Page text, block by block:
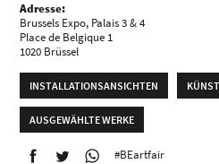
Adresse:
Brussels Expo, Palais 3 & 4
Place de Belgique 1
1020 Brüssel
INSTALLATIONSANSICHTEN
AUSGEWÄHLTE WERKE
#BEartfair